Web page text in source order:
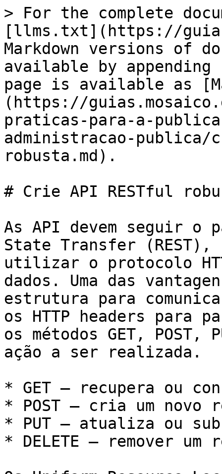
> For the complete
[llms.txt](https://
Markdown versions of
available by
page is available as
(https://
praticas-para-a-
administracao-
robusta.md).
# Crie API RESTful
As API devem seguir o
State Transfer (REST),
utilizar o protocolo
dados. Uma das
estrutura para
os HTTP headers para
os métodos GET, POST,
ação a ser realizada.
* GET – recupera ou
* POST – cria um novo
* PUT – atualiza ou
* DELETE – remover um